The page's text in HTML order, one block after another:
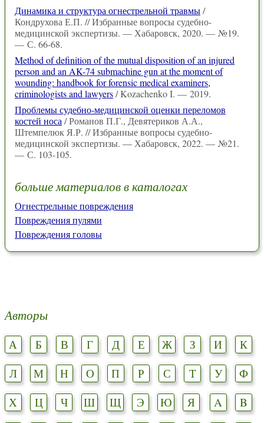
Динамика и структура огнестрельной травмы/
Кондрухова Е.П. // Избранные вопросы судебно-
медицинской экспертизы. — Хабаровск, 2020. — №19.
— С. 66-68.
Method of definition of the mutual disposition of an injured
person and an AK-74 submachine gun at the moment of
wounding: handbook for forensic medical examiners,
criminologists and lawyers/ Kozachenko I. — 2019.
Проблемы судебно-медицинской оценки переломов
костей носа/ Романов П.Г., Девятериков А.А.,
Штемпелюк Я.Р. // Избранные вопросы судебно-
медицинской экспертизы. — Хабаровск, 2022. — №21.
— С. 103-105.
больше материалов в каталогах
Огнестрельные повреждения
Повреждения пулями
Повреждения головы
Авторы
А Б В Г Д Е Ж З И
К
Л
М Н О П Р С Т У
Ф
Х
Ц Ч Ш Щ Э Ю Я A
B